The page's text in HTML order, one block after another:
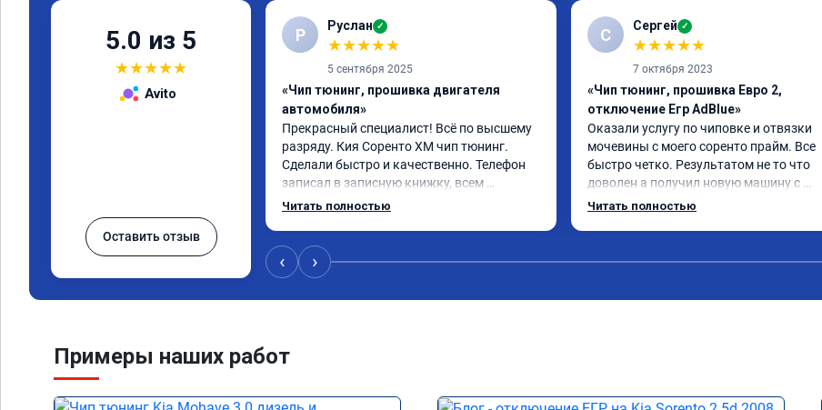
5.0 из 5
★★★★★
Avito
Оставить отзыв
Р Руслан ✓
★★★★★
5 сентября 2025
«Чип тюнинг, прошивка двигателя
автомобиля»
Прекрасный специалист! Всё по высшему
разряду. Кия Соренто XM чип тюнинг.
Сделали быстро и качественно. Телефон
записал в записную книжку, всем
рекомендую! Еще вот поеду в ближайшее
Читать полностью
С Сергей ✓
★★★★★
7 октября 2023
«Чип тюнинг, прошивка Евро 2,
отключение Егр AdBlue»
Оказали услугу по чиповке и отвязки
мочевины с моего соренто прайм. Все
быстро четко. Результатом не то что
доволен а получил новую машину с
отличным откликом. Доволен как слон.
Читать полностью
‹ ›
Примеры наших работ